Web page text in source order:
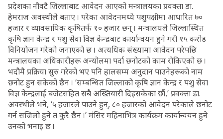
प्रदेशका नौवटै जिल्लाबाट आवेदन आएको मन्त्रालयका प्रवक्ता डा.
हेमराज अवस्थीले बताए । परेका आवेदनमध्ये पशुपक्षीमा आधारित ७०
हजार र व्यावसायिक कृषितर्फ १० हजार छन् । मन्त्रालयले जिल्लास्थित
कृषि ज्ञान केन्द्र र पशु सेवा विज्ञ केन्द्रबाट कार्यान्वयन हुने गरी १५ करोड
विनियोजन गरेको जनाएको छ । अत्यधिक संख्यामा आवेदन परेपछि
मन्त्रालयका अधिकारीहरू अन्योलमा पर्दा छनोटको काम रोकिएको छ ।
भदौमै प्रक्रिया सुरु गरेको भए पनि हालसम्म अनुदान पाउनेहरूको नाम
छनोट हुन सकेको छैन । ‘सम्बन्धित जिल्लाको कृषि ज्ञान केन्द्र र पशु सेवा
विज्ञ केन्द्रलाई बजेटसहित सबै अख्तियारी दिइसकेका छौं,’ प्रवक्ता डा.
अवस्थीले भने, ‘५ हजारले पाउने हुन्, ८० हजारको आवेदन परेकाले छनोट
गर्न सजिलो हुने त कुरै छैन ।’ मंसिर महिनाभित्र कार्यक्रम कार्यान्वयन हुने
उनको भनाइ छ ।